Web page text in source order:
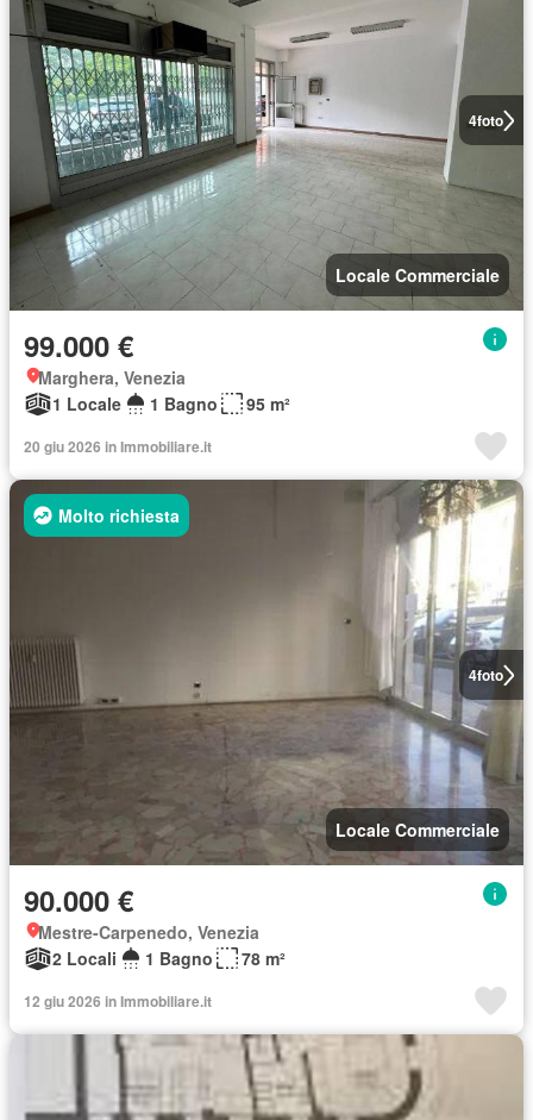
4foto
Locale Commerciale
99.000 €
Marghera, Venezia
1 Locale
1 Bagno 95 m²
20 giu 2026 in Immobiliare.it
4foto
Molto richiesta
Locale Commerciale
90.000 €
Mestre-Carpenedo, Venezia
2 Locali
1 Bagno 78 m²
12 giu 2026 in Immobiliare.it